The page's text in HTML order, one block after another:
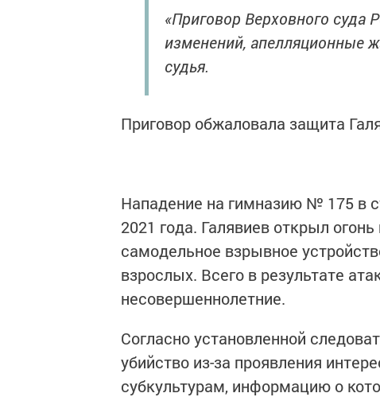
«Приговор Верховного суда
изменений, апелляционные
судья.
Приговор обжаловала защита
Нападение на гимназию № 175 в
2021 года. Галявиев открыл
самодельное взрывное
взрослых. Всего в результате
несовершеннолетние.
Согласно установленной
убийство из-за проявления
субкультурам, информацию о